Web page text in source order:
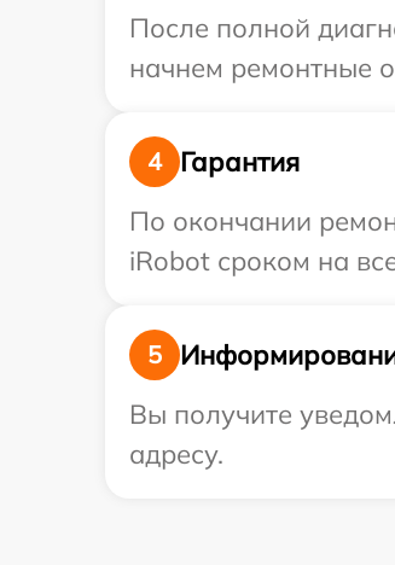
После полной
начнем ремонтные
4
Гарантия
По окончании
iRobot сроком на
5
Вы получите
адресу.